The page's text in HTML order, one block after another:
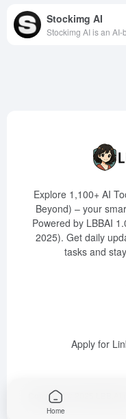
Stockimg AI
Explore 1,100+ AI
Beyond) – your
Powered by LBBAI
2025). Get daily
tasks and
Apply for
Copyright © 2025
Home